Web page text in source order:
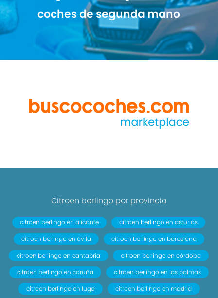
coches de segunda mano
Citroen berlingo por provincia
citroen berlingo en alicante
citroen berlingo en asturias
citroen berlingo en ávila
citroen berlingo en barcelona
citroen berlingo en cantabria
citroen berlingo en córdoba
citroen berlingo en coruña
citroen berlingo en las palmas
citroen berlingo en lugo
citroen berlingo en madrid